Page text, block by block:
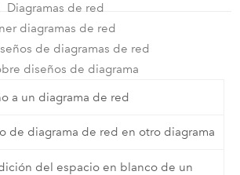
Diagramas de red
diagramas de red
de diagramas de red
diseños de diagrama
a un diagrama de red
de diagrama de red en otro diagrama
del espacio en blanco de un